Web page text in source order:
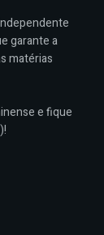
garante a
matérias
e fique